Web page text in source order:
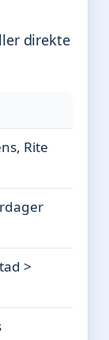
direkte
Rite
>